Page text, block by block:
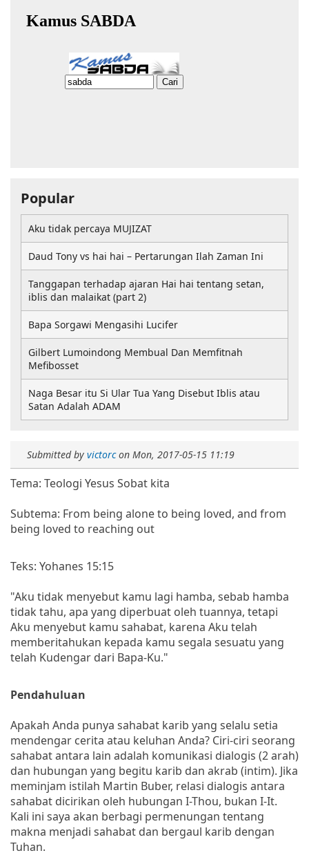
Submitted by victorcon Mon, 2017-05-15 11:19
Tema: Teologi Yesus Sobat kita
Subtema: From being alone to being loved, and from
being loved to reaching out
Teks: Yohanes 15:15
"Aku tidak menyebut kamu lagi hamba, sebab hamba
tidak tahu, apa yang diperbuat oleh tuannya, tetapi
Aku menyebut kamu sahabat, karena Aku telah
memberitahukan kepada kamu segala sesuatu yang
telah Kudengar dari Bapa-Ku."
Pendahuluan
Apakah Anda punya sahabat karib yang selalu setia
mendengar cerita atau keluhan Anda? Ciri-ciri seorang
sahabat antara lain adalah komunikasi dialogis (2 arah)
dan hubungan yang begitu karib dan akrab (intim). Jika
meminjam istilah Martin Buber, relasi dialogis antara
sahabat dicirikan oleh hubungan I-Thou, bukan I-It.
Kali ini saya akan berbagi permenungan tentang
makna menjadi sahabat dan bergaul karib dengan
Tuhan.
Popular
Aku tidak percaya MUJIZAT
Daud Tony vs hai hai – Pertarungan Ilah Zaman Ini
Tanggapan terhadap ajaran Hai hai tentang setan,
iblis dan malaikat (part 2)
Bapa Sorgawi Mengasihi Lucifer
Gilbert Lumoindong Membual Dan Memfitnah
Mefibosset
Naga Besar itu Si Ular Tua Yang Disebut Iblis atau
Satan Adalah ADAM